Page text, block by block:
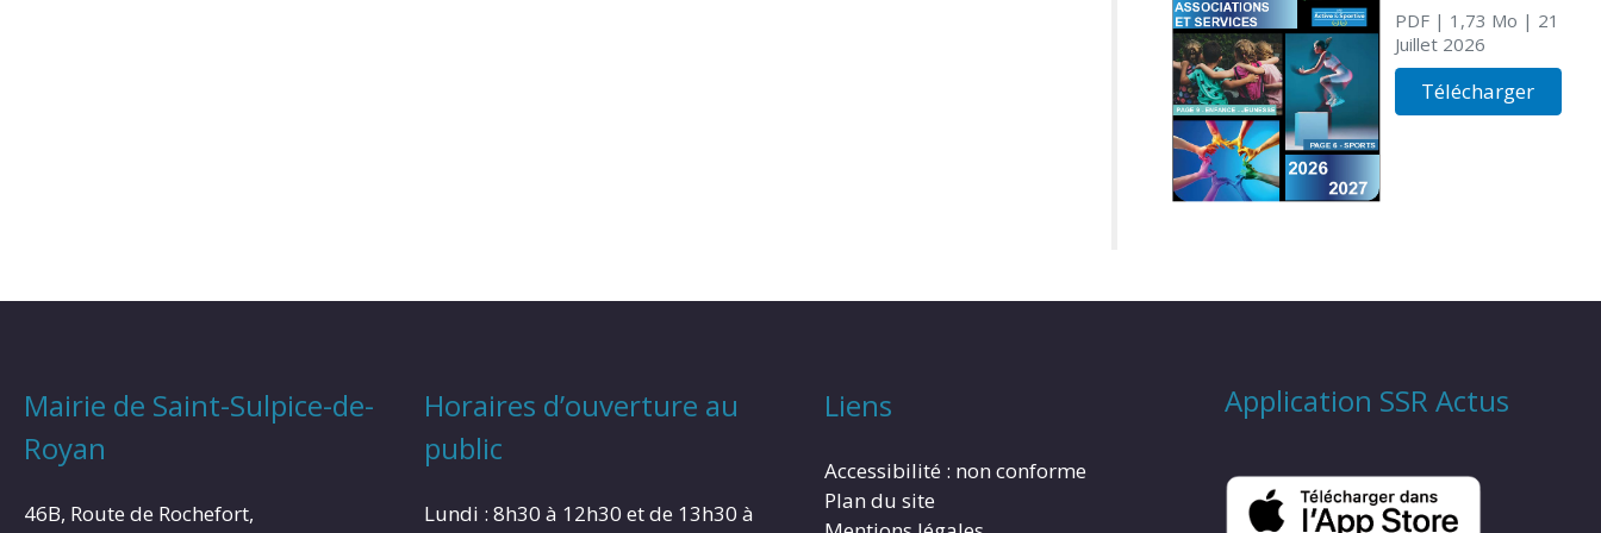
PDF| 1,73 Mo | 21
Juillet 2026
Télécharger
Mairie de Saint-Sulpice-de-
Royan
46B, Route de Rochefort,
Horaires d’ouverture au
public
Lundi : 8h30 à 12h30 et de 13h30 à
Liens
Accessibilité : non conforme
Plan du site
Application SSR Actus